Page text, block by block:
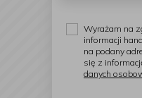
Wyrażam na
informacji
na podany
się z
danych